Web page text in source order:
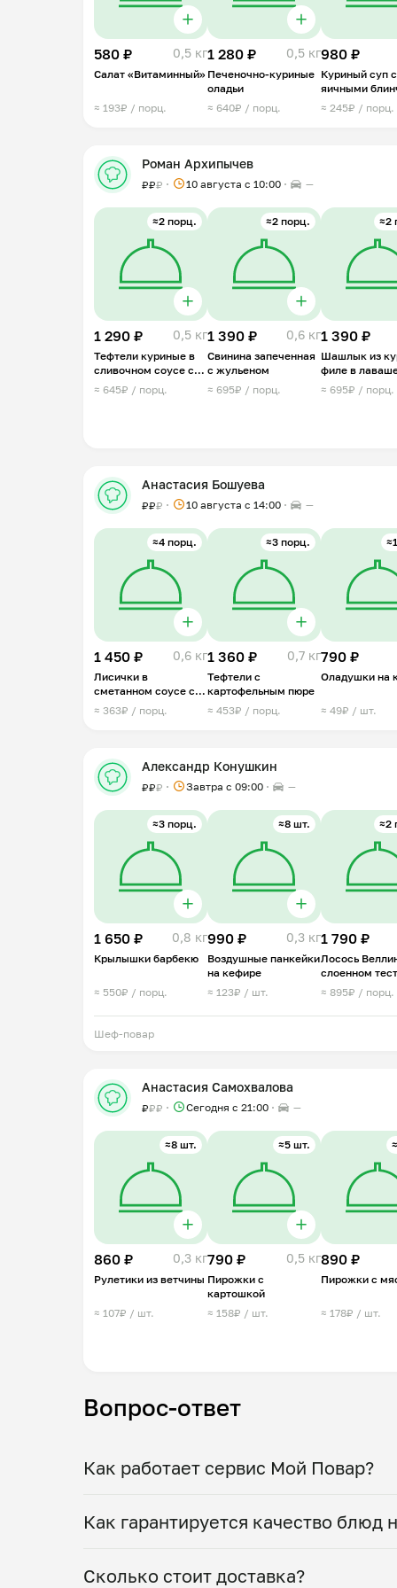
580 ₽ 0,5 кг
Салат «Витаминный»
≈ 193₽ / порц.
1 280 ₽ 0,5 кг
Печеночно-куриные
оладьи
≈ 640₽ / порц.
980 ₽
Куриный суп с
яичными
≈ 245₽ / порц.
Роман Архипычев
₽₽₽ 10 августа с 10:00 —
≈2 порц.
1 290 ₽ 0,5 кг
Тефтели куриные в
сливочном соусе с
грибами
≈ 645₽ / порц.
≈2 порц.
1 390 ₽ 0,6 кг
Свинина запеченная
с жульеном
≈ 695₽ / порц.
≈2
1 390 ₽
Шашлык из
филе в
≈ 695₽ / порц.
Анастасия Бошуева
₽₽₽ 10 августа с 14:00 —
≈4 порц.
1 450 ₽ 0,6 кг
Лисички в
сметанном соусе с
картофелем
≈ 363₽ / порц.
≈3 порц.
1 360 ₽ 0,7 кг
Тефтели с
картофельным пюре
≈ 453₽ / порц.
790 ₽
Оладушки на
≈ 49₽ / шт.
Шеф-повар
Александр Конушкин
₽₽₽ Завтра c 09:00 —
≈3 порц.
1 650 ₽ 0,8 кг
Крылышки барбекю
≈ 550₽ / порц.
≈8 шт.
990 ₽ 0,3 кг
Воздушные панкейки
на кефире
≈ 123₽ / шт.
≈2
1 790 ₽
Лосось
слоенном
шпинатом
≈ 895₽ / порц.
Анастасия Самохвалова
₽₽₽ Сегодня с 21:00 —
≈8 шт.
860 ₽ 0,3 кг
Рулетики из ветчины
≈ 107₽ / шт.
≈5 шт.
790 ₽ 0,5 кг
Пирожки с
картошкой
≈ 158₽ / шт.
890 ₽
Пирожки с
≈ 178₽ / шт.
Вопрос-ответ
Как работает сервис Мой Повар?
понравившегося повара и меню, а
вашим предпочтениям.
Как гарантируется качество блюд
Сколько стоит доставка?